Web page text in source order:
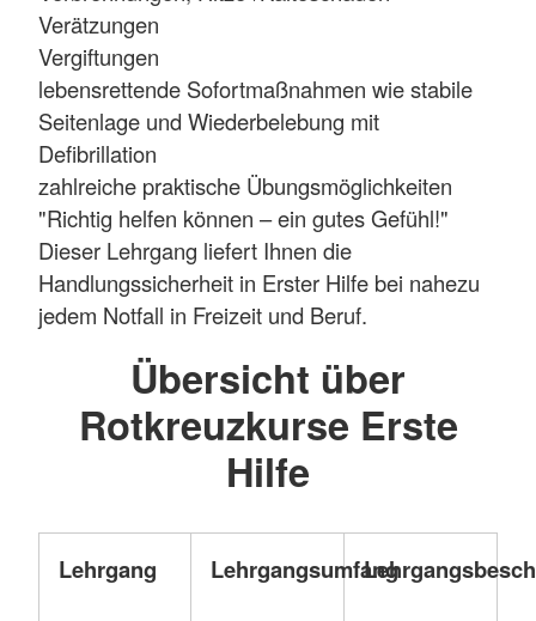
Verätzungen
Vergiftungen
lebensrettende Sofortmaßnahmen wie stabile
Seitenlage und Wiederbelebung mit
Defibrillation
zahlreiche praktische Übungsmöglichkeiten
"Richtig helfen können – ein gutes Gefühl!"
Dieser Lehrgang liefert Ihnen die
Handlungssicherheit in Erster Hilfe bei nahezu
jedem Notfall in Freizeit und Beruf.
Übersicht über
Rotkreuzkurse Erste
Hilfe
Lehrgang Lehrgangsumfang